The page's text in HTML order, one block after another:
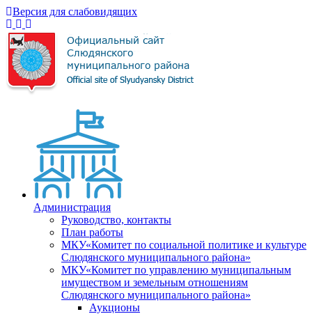
Версия для слабовидящих
Администрация
Руководство, контакты
План работы
МКУ«Комитет по социальной политике и культуре
Слюдянского муниципального района»
МКУ«Комитет по управлению муниципальным
имуществом и земельным отношениям
Слюдянского муниципального района»
Аукционы